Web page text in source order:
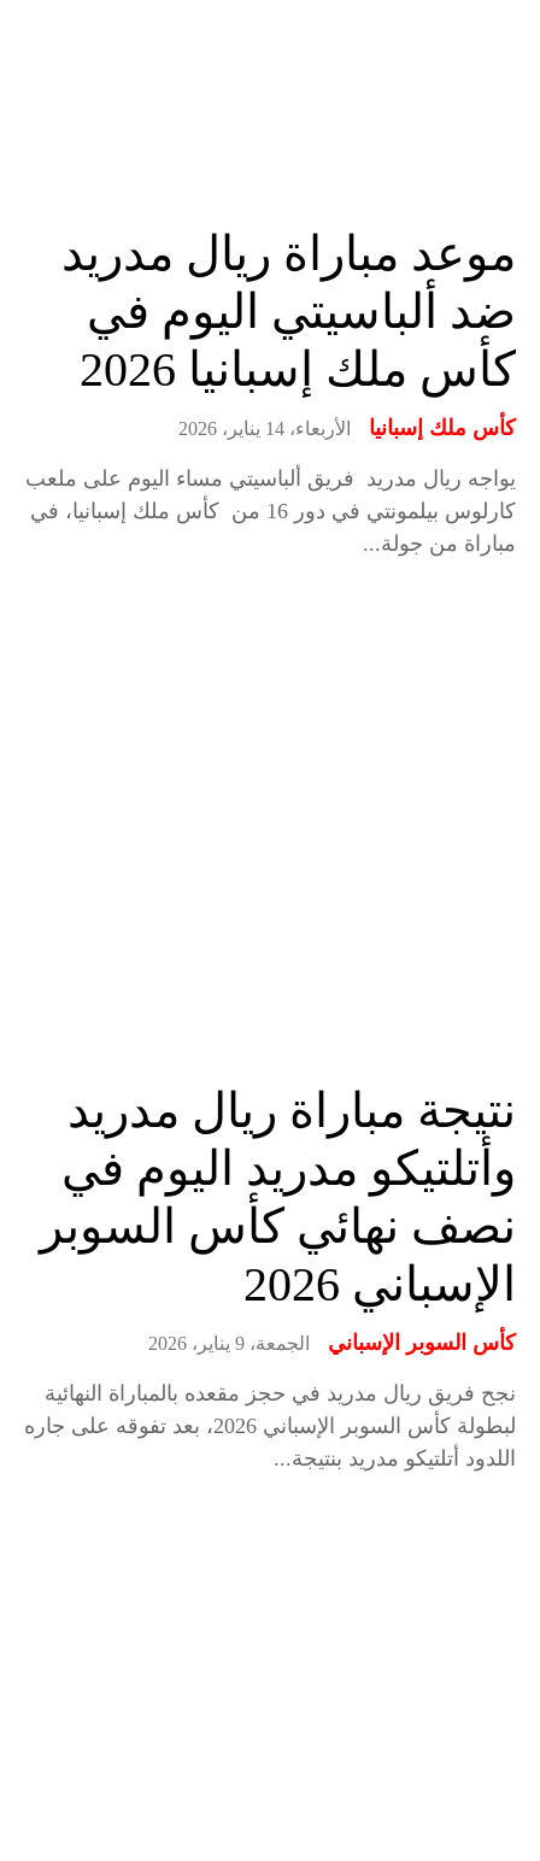
موعد مباراة ريال مدريد
ضد ألباسيتي اليوم في
كأس ملك إسبانيا 2026
كأس ملك إسبانيا الأربعاء، 14 يناير، 2026
يواجه ريال مدريد فريق ألباسيتي مساء اليوم على ملعب
كارلوس بيلمونتي في دور 16 من كأس ملك إسبانيا، في
مباراة من جولة...
نتيجة مباراة ريال مدريد
وأتلتيكو مدريد اليوم في
نصف نهائي كأس السوبر
الإسباني 2026
كأس السوبر الإسباني الجمعة، 9 يناير، 2026
نجح فريق ريال مدريد في حجز مقعده بالمباراة النهائية
لبطولة كأس السوبر الإسباني 2026، بعد تفوقه على جاره
اللدود أتلتيكو مدريد بنتيجة...